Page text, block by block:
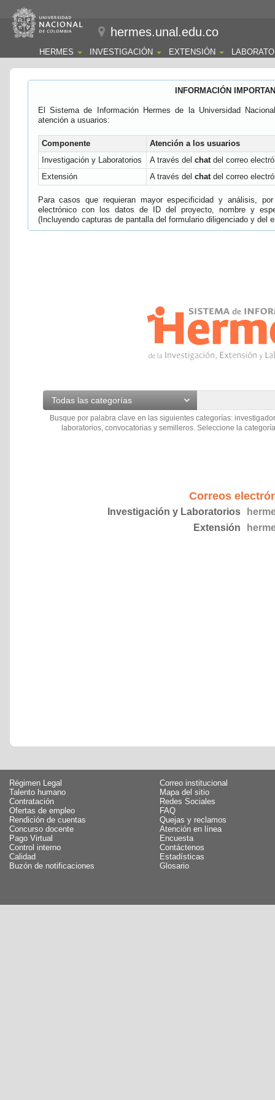
hermes.unal.edu.co
HERMES INVESTIGACIÓN EXTENSIÓN
INFORMACIÓN
El Sistema de Información Hermes de la Universidad
atención a usuarios:
Componente
Atención a los usuarios
Investigación y Laboratorios
A través del chatdel correo
Extensión
A través del chatdel correo
Para casos que requieran mayor especificidad y análisis,
electrónico con los datos de ID del proyecto, nombre y
(Incluyendo capturas de pantalla del formulario diligenciado y del
Todas las categorías
Busque por palabra clave en las siguientes categorías:
laboratorios, convocatorias y semilleros. Seleccione la
Correos
Investigación y Laboratorios
Extensión
Régimen Legal
Talento humano
Contratación
Ofertas de empleo
Rendición de cuentas
Concurso docente
Pago Virtual
Control interno
Calidad
Buzón de notificaciones
Correo institucional
Mapa del sitio
Redes Sociales
FAQ
Quejas y reclamos
Atención en línea
Encuesta
Contáctenos
Estadísticas
Glosario